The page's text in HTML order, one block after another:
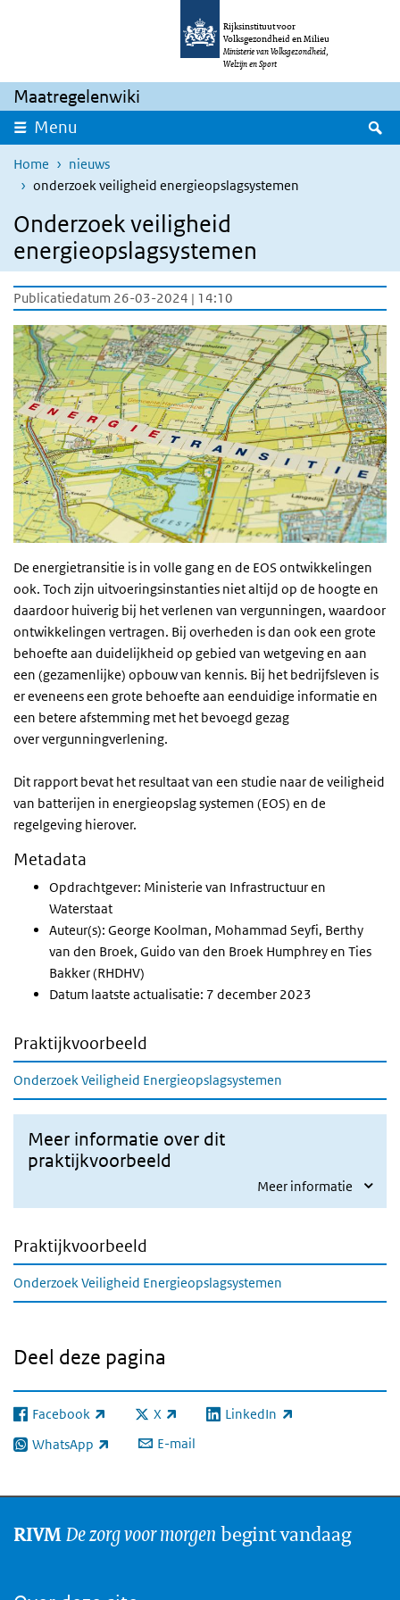
Overslaan en naar de inhoud gaan
Rijksinstituut voor
Volksgezondheid en Milieu
Ministerie van Volksgezondheid,
Welzijn en Sport
Maatregelenwiki
Menu
Home
nieuws
onderzoek veiligheid energieopslagsystemen
Onderzoek veiligheid
energieopslagsystemen
Publicatiedatum 26-03-2024 | 14:10
De energietransitie is in volle gang en de EOS ontwikkelingen
ook. Toch zijn uitvoeringsinstanties niet altijd op de hoogte en
daardoor huiverig bij het verlenen van vergunningen, waardoor
ontwikkelingen vertragen. Bij overheden is dan ook een grote
behoefte aan duidelijkheid op gebied van wetgeving en aan
een (gezamenlijke) opbouw van kennis. Bij het bedrijfsleven is
er eveneens een grote behoefte aan eenduidige informatie en
een betere afstemming met het bevoegd gezag
oververgunningverlening.
Dit rapport bevat het resultaat van een studie naar de veiligheid
van batterijen in energieopslag systemen (EOS) en de
regelgeving hierover.
Metadata
Opdrachtgever: Ministerie van Infrastructuur en
Waterstaat
Auteur(s): George Koolman, Mohammad Seyfi, Berthy
van den Broek, Guido van den Broek Humphrey en Ties
Bakker (RHDHV)
Datum laatste actualisatie: 7 december 2023
Praktijkvoorbeeld
Onderzoek Veiligheid Energieopslagsystemen
Meer informatie over dit
praktijkvoorbeeld
Meer informatie
Praktijkvoorbeeld
Onderzoek Veiligheid Energieopslagsystemen
Deel deze pagina
Facebook
(externe link) X
(externe link) LinkedIn
(externe link)
WhatsApp
(externe link) E-mail
RIVMDe zorg voor morgen begint vandaag